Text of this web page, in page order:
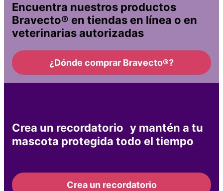
Encuentra nuestros productos
Bravecto® en tiendas en línea o en
veterinarias autorizadas
¿Dónde comprar Bravecto®?
Crea un recordatorio y mantén a tu
mascota protegida todo el tiempo
Crea un recordatorio